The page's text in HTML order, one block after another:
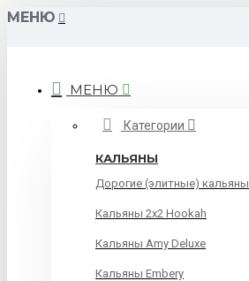
МЕНЮ
МЕНЮ
Категории
КАЛЬЯНЫ
Дорогие (элитные) кальяны
Кальяны 2х2 Hookah
Кальяны Amy Deluxe
Кальяны Embery